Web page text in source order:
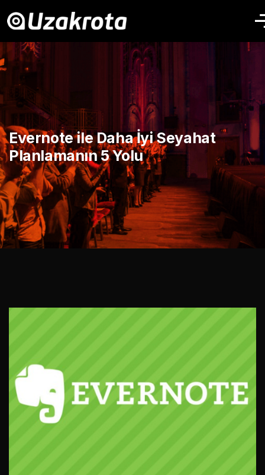
Evernote ile Daha İyi Seyahat
Planlamanın 5 Yolu